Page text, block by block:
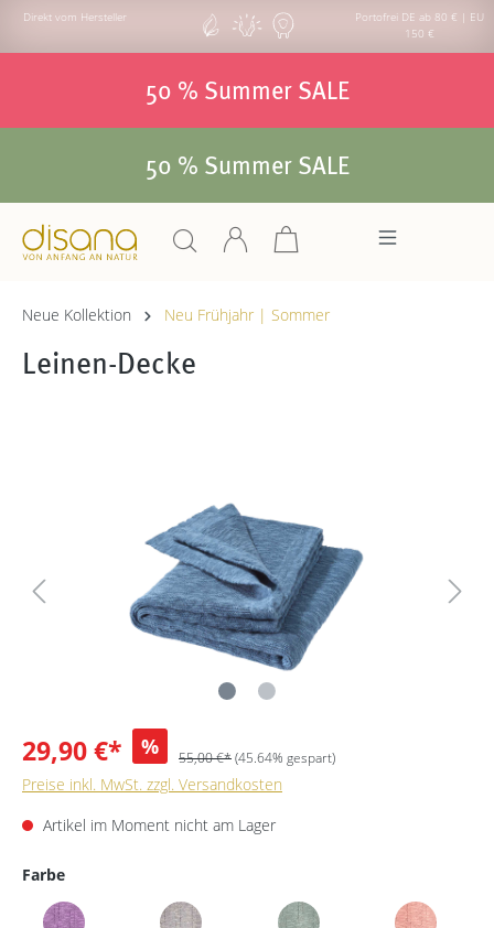
Direkt vom Hersteller
Portofrei DE ab 80 € | EU
150 €
50 % Summer SALE
50 % Summer SALE
Neue Kollektion Neu Frühjahr | Sommer
Leinen-Decke
29,90 €* % 55,00 €*(45.64% gespart)
Preise inkl. MwSt. zzgl. Versandkosten
Artikel im Moment nicht am Lager
Farbe